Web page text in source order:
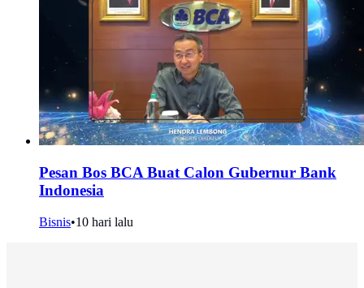
Pesan Bos BCA Buat Calon Gubernur Bank
Indonesia
Bisnis•10 hari lalu